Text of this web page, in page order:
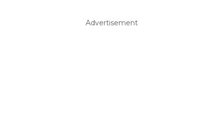
Advertisement